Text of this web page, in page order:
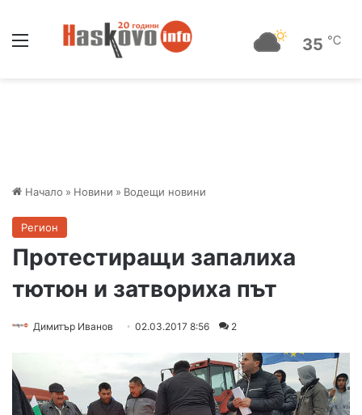
35 ℃
Начало » Новини » Водещи новини
Регион
Протестиращи запалиха
тютюн и затвориха път
Димитър Иванов 02.03.2017 8:56 2